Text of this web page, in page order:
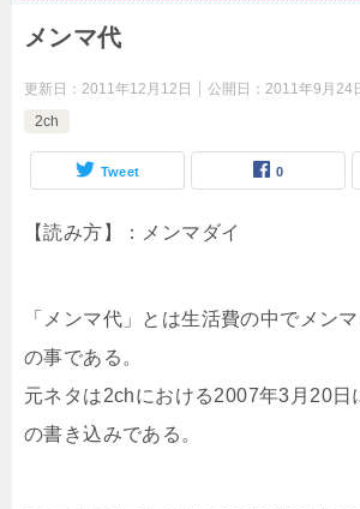
メンマ代
更新日： 2011年12月12日 公開日： 2011年9月24
2ch
Tweet 0
【読み方】：メンマダイ
「メンマ代」とは生活費の中でメン
の事である。
元ネタは2chにおける2007年3月20日
の書き込みである。